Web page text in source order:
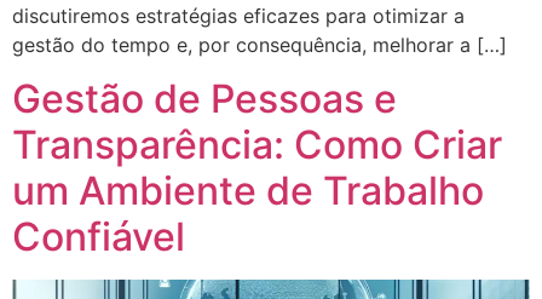
discutiremos estratégias eficazes para otimizar a
gestão do tempo e, por consequência, melhorar a […]
Gestão de Pessoas e
Transparência: Como Criar
um Ambiente de Trabalho
Confiável